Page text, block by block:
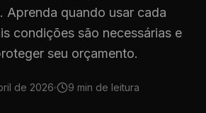
Aprenda quando usar cada
condições são necessárias e
seu orçamento.
de 2026 9 min de leitura